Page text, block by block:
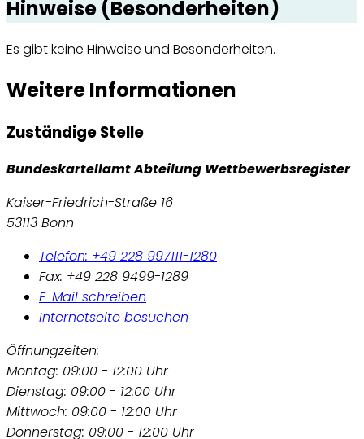
Hinweise (Besonderheiten)
Es gibt keine Hinweise und Besonderheiten.
Weitere Informationen
Zuständige Stelle
Bundeskartellamt Abteilung Wettbewerbsregister
Kaiser-Friedrich-Straße 16
53113 Bonn
Telefon: +49 228 997111-1280
Fax: +49 228 9499-1289
E-Mail schreiben
Internetseite besuchen
Öffnungzeiten:
Montag: 09:00 - 12:00 Uhr
Dienstag: 09:00 - 12:00 Uhr
Mittwoch: 09:00 - 12:00 Uhr
Donnerstag: 09:00 - 12:00 Uhr